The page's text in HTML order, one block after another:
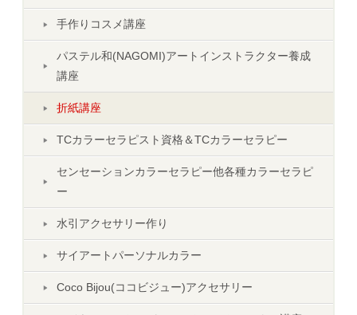
手作りコスメ講座
パステル和(NAGOMI)アートインストラクター養成
講座
折紙講座
TCカラーセラピスト資格＆TCカラーセラピー
センセーションカラーセラピー他各種カラーセラピ
ー
水引アクセサリー作り
サイアートパーソナルカラー
Coco Bijou(ココビジュー)アクセサリー